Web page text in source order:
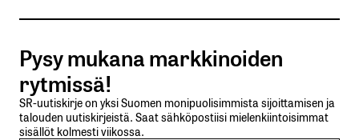
Tilaa SalkunRakentajan uutiskirje
Lähetä kommentti
Pysy mukana markkinoiden
rytmissä!
SR-uutiskirje on yksi Suomen monipuolisimmista sijoittamisen ja
talouden uutiskirjeistä. Saat sähköpostiisi mielenkiintoisimmat
sisällöt kolmesti viikossa.